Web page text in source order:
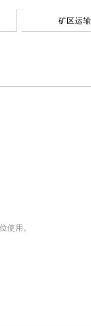
矿区运输
使用。